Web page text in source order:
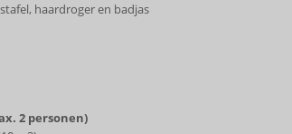
haardroger en badjas
2 personen)